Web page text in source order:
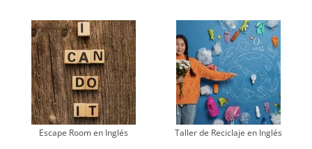
Escape Room en Inglés Taller de Reciclaje en Inglés